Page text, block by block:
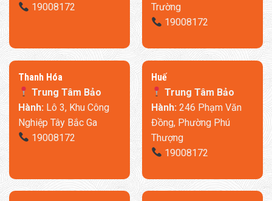
19008172
Trường
19008172
Thanh Hóa
Trung Tâm Bảo
Hành: Lô 3, Khu Công
Nghiệp Tây Bắc Ga
19008172
​Huế
Trung Tâm Bảo
Hành: 246 Phạm Văn
Đồng, Phường Phú
Thượng
19008172